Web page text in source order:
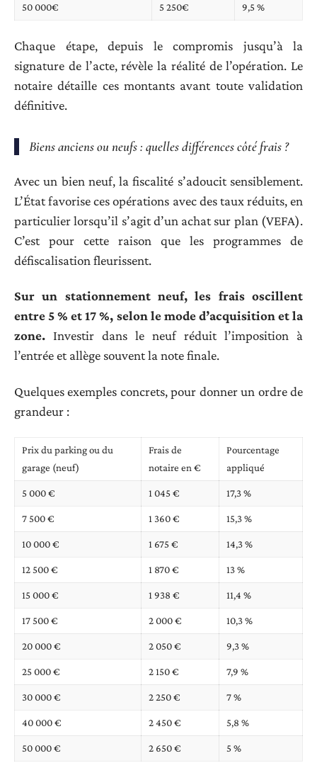
50 000€ 5 250€ 9,5 %
Chaque étape, depuis le compromis jusqu’à la
signature de l’acte, révèle la réalité de l’opération. Le
notaire détaille ces montants avant toute validation
définitive.
Biens anciens ou neufs : quelles différences côté frais ?
Avec un bien neuf, la fiscalité s’adoucit sensiblement.
L’État favorise ces opérations avec des taux réduits, en
particulier lorsqu’il s’agit d’un achat sur plan (VEFA).
C’est pour cette raison que les programmes de
défiscalisation fleurissent.
Sur un stationnement neuf, les frais oscillent
entre 5 % et 17 %, selon le mode d’acquisition et la
zone. Investir dans le neuf réduit l’imposition à
l’entrée et allège souvent la note finale.
Quelques exemples concrets, pour donner un ordre de
grandeur :
Prix du parking ou du
garage (neuf)
Frais de
notaire en €
Pourcentage
appliqué
5 000 € 1 045 € 17,3 %
7 500 € 1 360 € 15,3 %
10 000 € 1 675 € 14,3 %
12 500 € 1 870 € 13 %
15 000 € 1 938 € 11,4 %
17 500 € 2 000 € 10,3 %
20 000 € 2 050 € 9,3 %
25 000 € 2 150 € 7,9 %
30 000 € 2 250 € 7 %
40 000 € 2 450 € 5,8 %
50 000 € 2 650 € 5 %